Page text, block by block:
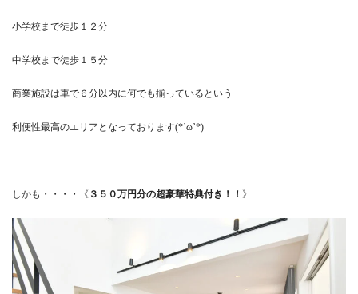
小学校まで徒歩１２分
中学校まで徒歩１５分
商業施設は車で６分以内に何でも揃っているという
利便性最高のエリアとなっております(*’ω’*)
しかも・・・・《 ３５０万円分の超豪華特典付き！！ 》